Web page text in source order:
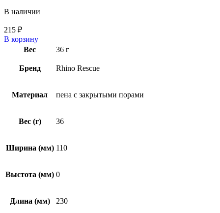
В наличии
215 ₽
В корзину
Вес
36 г
Бренд Rhino Rescue
Материал пена с закрытыми порами
Вес (г) 36
Ширина (мм) 110
Выстота (мм) 0
Длина (мм) 230